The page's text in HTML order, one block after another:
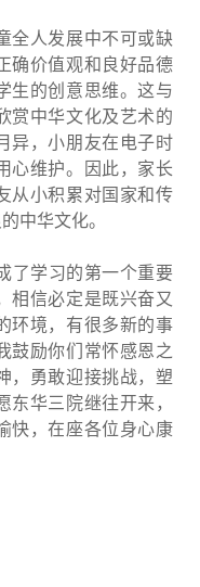
人发展中不可或缺
确价值观和良好品德
生的创意思维。这与
赏中华文化及艺术的
异，小朋友在电子时
心维护。因此，家长
从小积累对国家和传
中华文化。
学习的第一个重要
相信必定是既兴奋又
环境，有很多新的事
鼓励你们常怀感恩之
，勇敢迎接挑战，塑
华三院继往开来，
快，在座各位身心康